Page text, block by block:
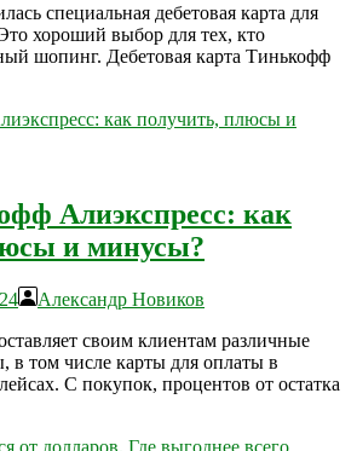
специальная дебетовая карта для
хороший выбор для тех, кто
шопинг. Дебетовая карта Тинькофф
Алиэкспресс: как
и минусы?
Александр Новиков
своим клиентам различные
в том числе карты для оплаты в
С покупок, процентов от остатка